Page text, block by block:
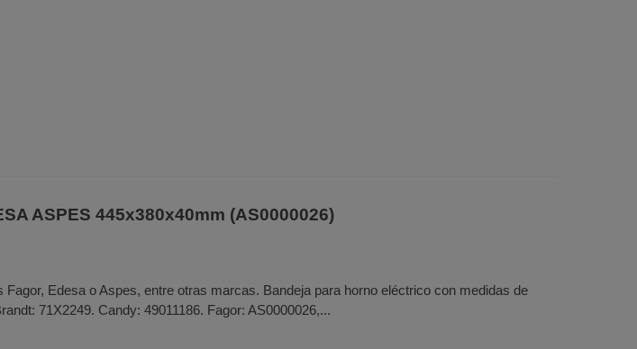
ASPES 445x380x40mm (AS0000026)
Fagor, Edesa o Aspes, entre otras marcas. Bandeja para horno eléctrico con medidas de
71X2249. Candy: 49011186. Fagor: AS0000026,...